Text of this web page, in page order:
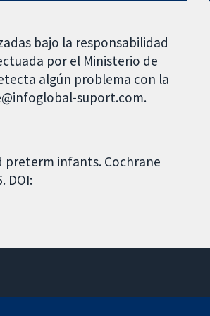
bajo la responsabilidad
por el Ministerio de
algún problema con la
suport.com.
preterm infants. Cochrane
DOI: